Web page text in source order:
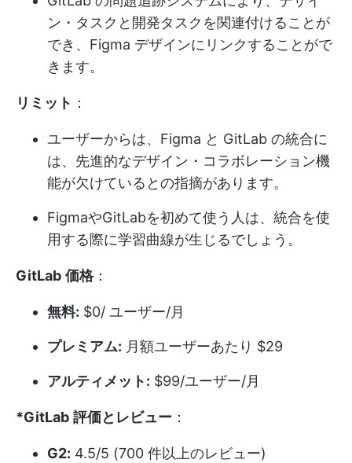
ン・タスクと開発タスクを関連付けることが
でき、Figma デザインにリンクすることがで
きます。
リミット ：
ユーザーからは、Figma と GitLab の統合に
は、先進的なデザイン・コラボレーション機
能が欠けているとの指摘があります。
FigmaやGitLabを初めて使う人は、統合を使
用する際に学習曲線が生じるでしょう。
GitLab 価格：
無料: $0/ ユーザー/月
プレミアム: 月額ユーザーあたり $29
アルティメット: $99/ユーザー/月
*GitLab 評価とレビュー ：
G2: 4.5/5 (700 件以上のレビュー)